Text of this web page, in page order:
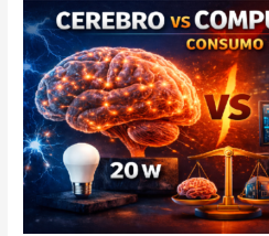
Cerebro
vs
computadora:
consumo
energético
y
potencia
real